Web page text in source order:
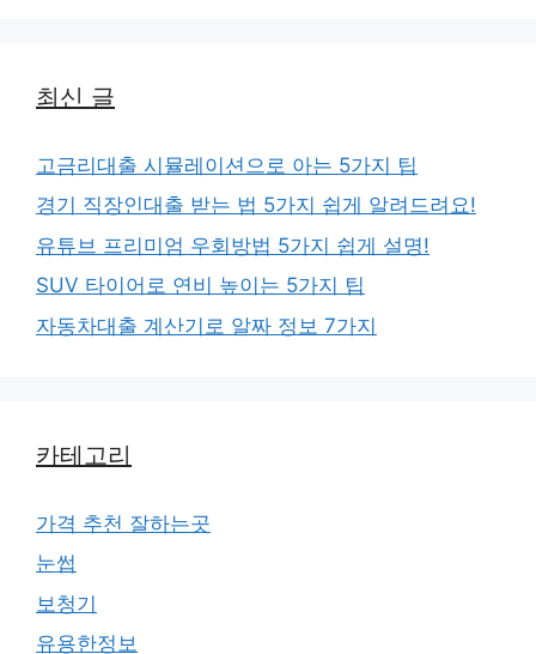
최신 글
고금리대출 시뮬레이션으로 아는 5가지 팁
경기 직장인대출 받는 법 5가지 쉽게 알려드려요!
유튜브 프리미엄 우회방법 5가지 쉽게 설명!
SUV 타이어로 연비 높이는 5가지 팁
자동차대출 계산기로 알짜 정보 7가지
카테고리
가격 추천 잘하는곳
눈썹
보청기
유용한정보